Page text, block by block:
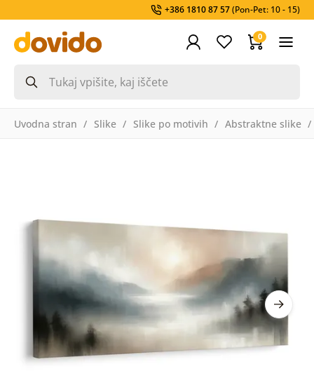
+386 1810 87 57(Pon-Pet: 10 - 15)
0
Uvodna stran Slike Slike po motivih Abstraktne slike